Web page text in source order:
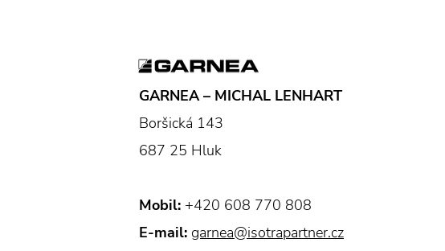
GARNEA – MICHAL LENHART
Boršická 143
687 25 Hluk
Mobil: +420 608 770 808
E-mail: garnea@isotrapartner.cz